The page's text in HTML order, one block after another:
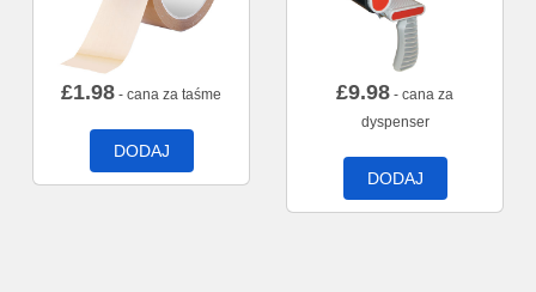
£1.98 - cana za taśme
DODAJ
£9.98 - cana za
dyspenser
DODAJ